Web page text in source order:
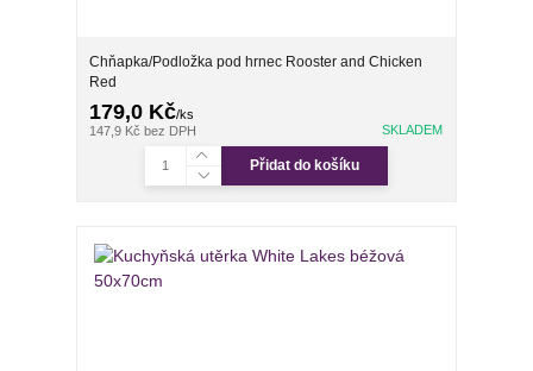
Chňapka/Podložka pod hrnec Rooster and Chicken
Red
179,0 Kč/ks
147,9 Kčbez DPH SKLADEM
Přidat do košíku